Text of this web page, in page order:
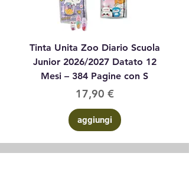
Tinta Unita Zoo Diario Scuola
Junior 2026/2027 Datato 12
Mesi – 384 Pagine con S
Prezzo
17,90 €
aggiungi